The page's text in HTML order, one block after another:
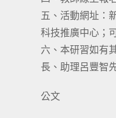
五、活動網址：
科技推廣中心；
六、本研習如有
長、助理呂豐智
公文